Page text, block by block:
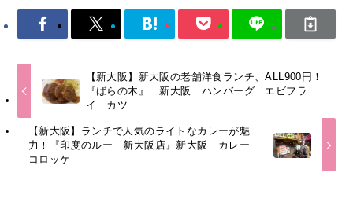
【新大阪】新大阪の老舗洋食ランチ、ALL900円！
『ばらの木』 新大阪 ハンバーグ エビフラ
イ カツ
【新大阪】ランチで人気のライトなカレーが魅
力！『印度のルー 新大阪店』新大阪 カレー
コロッケ